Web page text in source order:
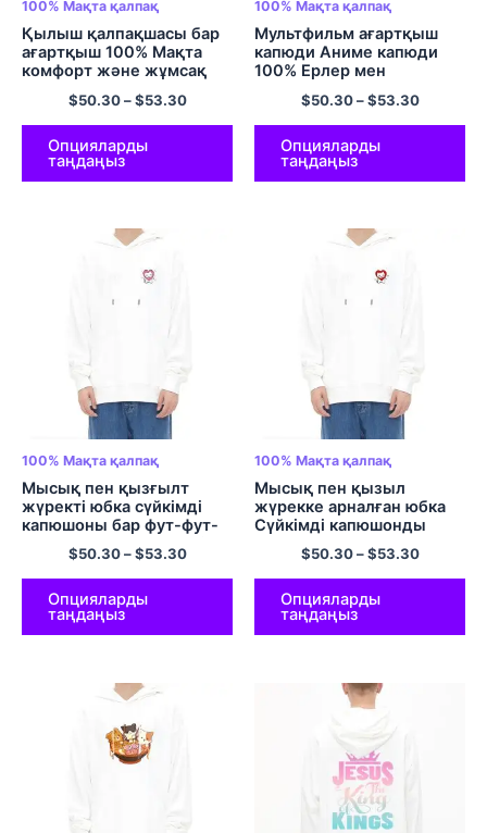
100% Мақта қалпақ
Қылыш қалпақшасы бар
ағартқыш 100% Мақта
комфорт және жұмсақ
пуловер капюшонды
свит-жейде Аниме
капюди көп түсті
$50.30–$53.30
Опцияларды
таңдаңыз
100% Мақта қалпақ
Мультфильм ағартқыш
капюди Аниме капюди
100% Ерлер мен
әйелдерге арналған
мақта-матадан жасалған
габаритті пуловер
капюшонды жемпір ЕО
өлшемді капюди көп түсті
$50.30–$53.30
Опцияларды
таңдаңыз
100% Мақта қалпақ
Мысық пен қызғылт
жүректі юбка сүйкімді
капюшоны бар фут-фут-
көйлек Үлкен өлшемді
капюди 100% Мақта
жұмсақ пуловер Сәйкес
келетін Hoodie жұп
Hoodie Ерлер мен
әйелдерге арналған ең
$50.30–$53.30
Опцияларды
таңдаңыз
100% Мақта қалпақ
Мысық пен қызыл
жүрекке арналған юбка
Сүйкімді капюшонды
свит-көйлек Үлкен
өлшемді капюшон 100%
Мақта жұмсақ пуловер
Сәйкес келетін Hoodie
жұп Hoodie Ерлер мен
әйелдерге арналған ең
$50.30–$53.30
Опцияларды
таңдаңыз